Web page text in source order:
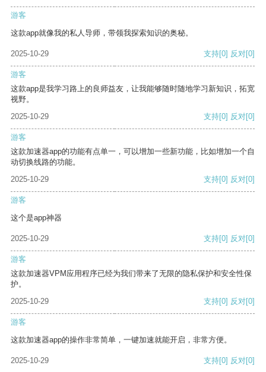
游客
这款app就像我的私人导师，带领我探索知识的奥秘。
2025-10-29 支持[0] 反对[0]
游客
这款app是我学习路上的良师益友，让我能够随时随地学习新知识，拓宽
视野。
2025-10-29
支持[0] 反对[0]
游客
这款加速器app的功能有点单一，可以增加一些新功能，比如增加一个自
动切换线路的功能。
2025-10-29
支持[0] 反对[0]
游客
这个是app神器
2025-10-29 支持[0] 反对[0]
游客
这款加速器VPM应用程序已经为我们带来了无限的隐私保护和安全性保
护。
2025-10-29
支持[0] 反对[0]
游客
这款加速器app的操作非常简单，一键加速就能开启，非常方便。
2025-10-29 支持[0] 反对[0]